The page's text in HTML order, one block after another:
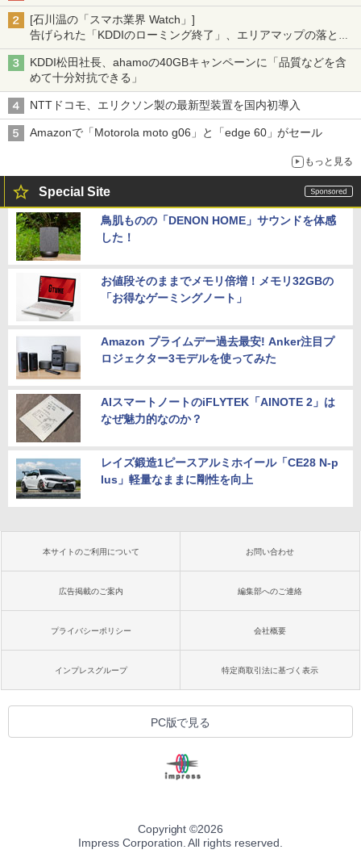
[石川温の「スマホ業界 Watch」]
告げられた「KDDIのローミング終了」、エリアマップの落とし
穴と楽天モバイルの課題
KDDI松田社長、ahamoの40GBキャンペーンに「品質などを含
めて十分対抗できる」
NTTドコモ、エリクソン製の最新型装置を国内初導入
Amazonで「Motorola moto g06」と「edge 60」がセール
もっと見る
Special Site
鳥肌ものの「DENON HOME」サウンドを体感
した！
お値段そのままでメモリ倍増！メモリ32GBの
「お得なゲーミングノート」
Amazon プライムデー過去最安! Anker注目プ
ロジェクター3モデルを使ってみた
AIスマートノートのiFLYTEK「AINOTE 2」は
なぜ魅力的なのか？
レイズ鍛造1ピースアルミホイール「CE28 N-p
lus」軽量なままに剛性を向上
本サイトのご利用について お問い合わせ
広告掲載のご案内 編集部へのご連絡
プライバシーポリシー 会社概要
インプレスグループ 特定商取引法に基づく表示
PC版で見る
Copyright ©2026
Impress Corporation. All rights reserved.